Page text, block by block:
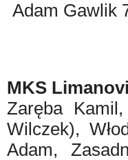
Adam Gawlik
MKS
Zaręba
Wilczek),
Adam,